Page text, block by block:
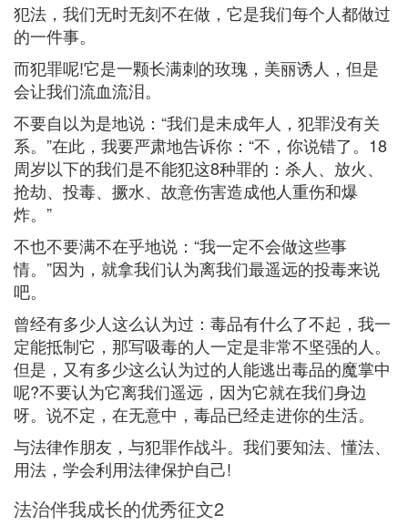
犯法，我们无时无刻不在做，它是我们每个人都做过
的一件事。
而犯罪呢!它是一颗长满刺的玫瑰，美丽诱人，但是
会让我们流血流泪。
不要自以为是地说：“我们是未成年人，犯罪没有关
系。”在此，我要严肃地告诉你：“不，你说错了。18
周岁以下的我们是不能犯这8种罪的：杀人、放火、
抢劫、投毒、撅水、故意伤害造成他人重伤和爆
炸。”
不也不要满不在乎地说：“我一定不会做这些事
情。”因为，就拿我们认为离我们最遥远的投毒来说
吧。
曾经有多少人这么认为过：毒品有什么了不起，我一
定能抵制它，那写吸毒的人一定是非常不坚强的人。
但是，又有多少这么认为过的人能逃出毒品的魔掌中
呢?不要认为它离我们遥远，因为它就在我们身边
呀。说不定，在无意中，毒品已经走进你的生活。
与法律作朋友，与犯罪作战斗。我们要知法、懂法、
用法，学会利用法律保护自己!
法治伴我成长的优秀征文2